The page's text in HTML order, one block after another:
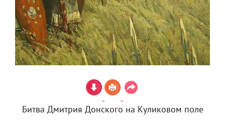
Битва Дмитрия Донского на Куликовом поле